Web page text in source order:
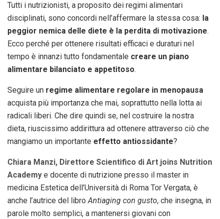
Tutti i nutrizionisti, a proposito dei regimi alimentari
disciplinati, sono concordi nell’affermare la stessa cosa: la
peggior nemica delle diete è la perdita di motivazione.
Ecco perché per ottenere risultati efficaci e duraturi nel
tempo è innanzi tutto fondamentale creare un piano
alimentare bilanciato e appetitoso.
Seguire un regime alimentare regolare in menopausa
acquista più importanza che mai, soprattutto nella lotta ai
radicali liberi. Che dire quindi se, nel costruire la nostra
dieta, riuscissimo addirittura ad ottenere attraverso ciò che
mangiamo un importante effetto antiossidante?
Chiara Manzi, Direttore Scientifico di Art joins Nutrition
Academy e docente di nutrizione presso il master in
medicina Estetica dell’Università di Roma Tor Vergata, è
anche l’autrice del libroAntiaging con gusto, che insegna, in
parole molto semplici, a mantenersi giovani con